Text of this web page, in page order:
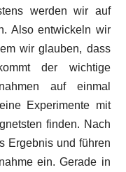
werden wir auf
Also entwickeln wir
wir glauben, dass
der wichtige
auf einmal
Experimente mit
finden. Nach
Ergebnis und führen
ein. Gerade in